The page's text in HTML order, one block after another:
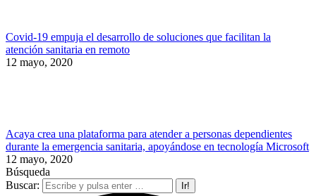
Covid-19 empuja el desarrollo de soluciones que facilitan la
atención sanitaria en remoto
12 mayo, 2020
Acaya crea una plataforma para atender a personas dependientes
durante la emergencia sanitaria, apoyándose en tecnología Microsoft
12 mayo, 2020
Búsqueda
Buscar: